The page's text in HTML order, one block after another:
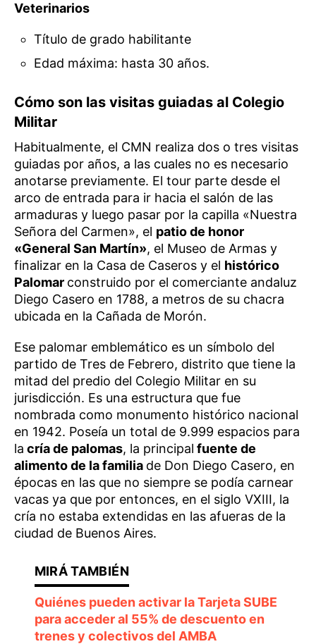
Veterinarios
Título de grado habilitante
Edad máxima: hasta 30 años.
Cómo son las visitas guiadas al Colegio
Militar
Habitualmente, el CMN realiza dos o tres visitas
guiadas por años, a las cuales no es necesario
anotarse previamente. El tour parte desde el
arco de entrada para ir hacia el salón de las
armaduras y luego pasar por la capilla «Nuestra
Señora del Carmen», el patio de honor
«General San Martín», el Museo de Armas y
finalizar en la Casa de Caseros y el histórico
Palomar construido por el comerciante andaluz
Diego Casero en 1788, a metros de su chacra
ubicada en la Cañada de Morón.
Ese palomar emblemático es un símbolo del
partido de Tres de Febrero, distrito que tiene la
mitad del predio del Colegio Militar en su
jurisdicción. Es una estructura que fue
nombrada como monumento histórico nacional
en 1942. Poseía un total de 9.999 espacios para
la cría de palomas, la principal fuente de
alimento de la familia de Don Diego Casero, en
épocas en las que no siempre se podía carnear
vacas ya que por entonces, en el siglo VXIII, la
cría no estaba extendidas en las afueras de la
ciudad de Buenos Aires.
Quiénes pueden activar la Tarjeta SUBE
para acceder al 55% de descuento en
trenes y colectivos del AMBA